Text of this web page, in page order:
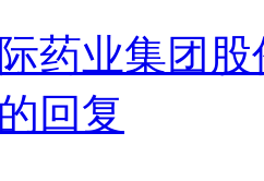
药业集团
回复